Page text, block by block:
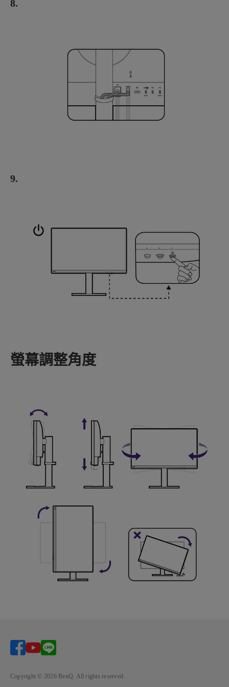
8.
9.
螢幕調整角度
Copyright © 2026 BenQ. All rights reserved.